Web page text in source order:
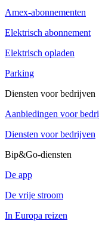
Amex-abonnementen
Elektrisch abonnement
Elektrisch opladen
Parking
Diensten voor bedrijven
Aanbiedingen voor
Diensten voor bedrijven
Bip&Go-diensten
De app
De vrije stroom
In Europa reizen